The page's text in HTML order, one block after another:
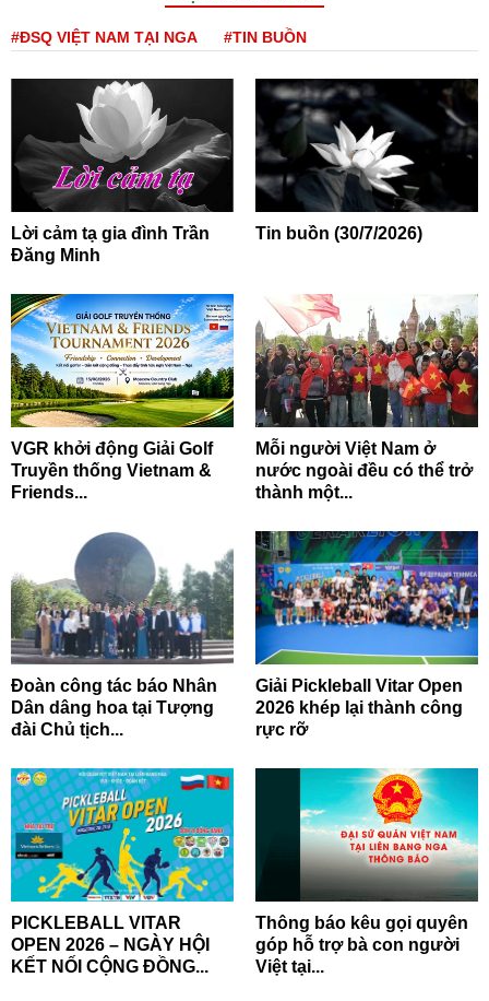
#ĐSQ VIỆT NAM TẠI NGA #TIN BUỒN
Lời cảm tạ gia đình Trần
Đăng Minh
Tin buồn (30/7/2026)
VGR khởi động Giải Golf
Truyền thống Vietnam &
Friends...
Mỗi người Việt Nam ở
nước ngoài đều có thể trở
thành một...
Đoàn công tác báo Nhân
Dân dâng hoa tại Tượng
đài Chủ tịch...
Giải Pickleball Vitar Open
2026 khép lại thành công
rực rỡ
PICKLEBALL VITAR
OPEN 2026 – NGÀY HỘI
KẾT NỐI CỘNG ĐỒNG...
Thông báo kêu gọi quyên
góp hỗ trợ bà con người
Việt tại...